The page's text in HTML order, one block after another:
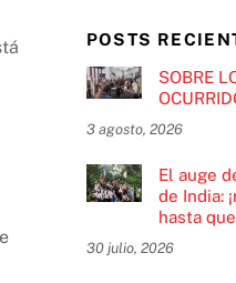
POSTS
SOBRE
3 agosto, 2026
El auge
de India:
hasta
30 julio, 2026